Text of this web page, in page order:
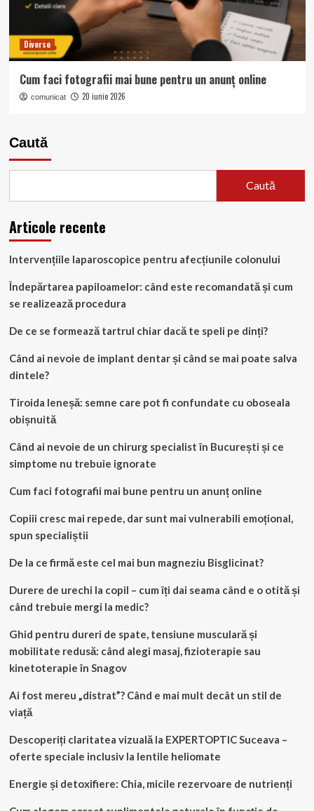
Diverse
Cum faci fotografii mai bune pentru un anunț online
comunicat 20 iunie 2026
Caută
Caută
Articole recente
Intervențiile laparoscopice pentru afecțiunile colonului
Îndepărtarea papiloamelor: când este recomandată și cum
se realizează procedura
De ce se formează tartrul chiar dacă te speli pe dinți?
Când ai nevoie de implant dentar și când se mai poate salva
dintele?
Tiroida leneșă: semne care pot fi confundate cu oboseala
obișnuită
Când ai nevoie de un chirurg specialist în București și ce
simptome nu trebuie ignorate
Cum faci fotografii mai bune pentru un anunț online
Copiii cresc mai repede, dar sunt mai vulnerabili emoțional,
spun specialiștii
De la ce firmă este cel mai bun magneziu Bisglicinat?
Durere de urechi la copil – cum îți dai seama când e o otită și
când trebuie mergi la medic?
Ghid pentru dureri de spate, tensiune musculară și
mobilitate redusă: când alegi masaj, fizioterapie sau
kinetoterapie în Snagov
Ai fost mereu „distrat”? Când e mai mult decât un stil de
viață
Descoperiți claritatea vizuală la EXPERTOPTIC Suceava –
oferte speciale inclusiv la lentile heliomate
Energie și detoxifiere: Chia, micile rezervoare de nutrienți